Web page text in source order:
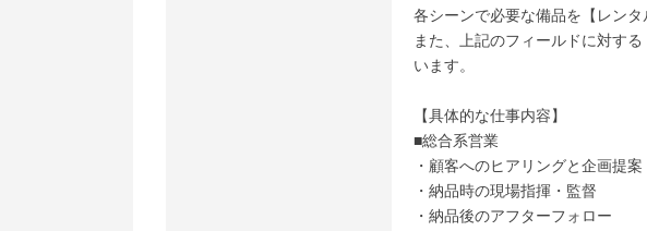
各シーンで必要な備品を【レン
また、上記のフィールドに対す
います。
【具体的な仕事内容】
■総合系営業
・顧客へのヒアリングと企画提案
・納品時の現場指揮・監督
・納品後のアフターフォロー